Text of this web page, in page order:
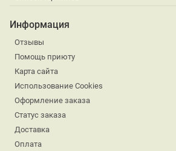
Информация
Отзывы
Помощь приюту
Карта сайта
Использование Cookies
Оформление заказа
Статус заказа
Доставка
Оплата